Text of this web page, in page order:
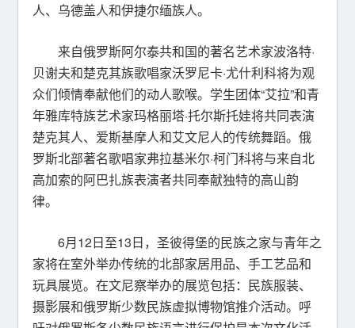
人、乌德盖人和伊捷尔缅族人。
来自俄罗斯阿尔泰共和国的著名艺术家波洛特·
贝谢夫和楚克其族歌唱家沃罗尼卡·尤什利科将为观
众们倾情奉献他们的动人歌喉。学生团体“艾拉”和青
年雅库特族艺术家玛格丽塔·托尔斯托娃将共同表演
楚克其人、爱斯基摩人和艾文尼人的传统舞蹈。俄
罗斯北部著名歌唱家弗拉基米尔·柯门科将与来自北
高加索的阿巴扎族表演者共同奉献独特的高山韵
律。
6月12日至13日，圣彼得堡的民族之家与青年之
家将在室外举办传统的北部家居用品、手工艺品和
玩具展览。在文尼察举办的展览包括：民族服装、
摄影展和俄罗斯少数民族虚拟博物馆推介活动。呼